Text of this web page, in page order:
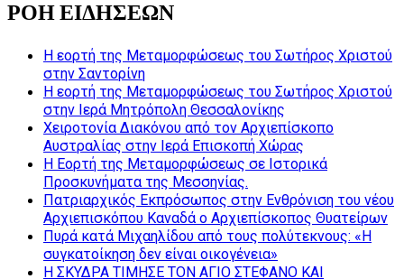
ΡΟΗ ΕΙΔΗΣΕΩΝ
Η εορτή της Μεταμορφώσεως του Σωτήρος Χριστού
στην Σαντορίνη
Η εορτή της Μεταμορφώσεως του Σωτήρος Χριστού
στην Ιερά Μητρόπολη Θεσσαλονίκης
Χειροτονία Διακόνου από τον Αρχιεπίσκοπο
Αυστραλίας στην Ιερά Επισκοπή Χώρας
Η Εορτή της Μεταμορφώσεως σε Ιστορικά
Προσκυνήματα της Μεσσηνίας.
Πατριαρχικός Εκπρόσωπος στην Ενθρόνιση του νέου
Αρχιεπισκόπου Καναδά ο Αρχιεπίσκοπος Θυατείρων
Πυρά κατά Μιχαηλίδου από τους πολύτεκνους: «Η
συγκατοίκηση δεν είναι οικογένεια»
Η ΣΚΥΔΡΑ ΤΙΜΗΣΕ ΤΟΝ ΑΓΙΟ ΣΤΕΦΑΝΟ ΚΑΙ